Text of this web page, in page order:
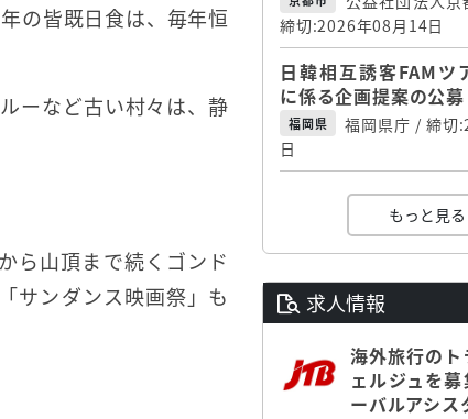
の皆既日食は、毎年恒
ーなど古い村々は、静
ら山頂まで続くゴンド
サンダンス映画祭」も
締切:2026年08月14日
日韓相互誘客FAMツ
に係る企画提案の公募
福岡県
福岡県庁 / 締切
日
もっと見る
求人情報
海外旅行の
ェルジュを
ーバルアシス